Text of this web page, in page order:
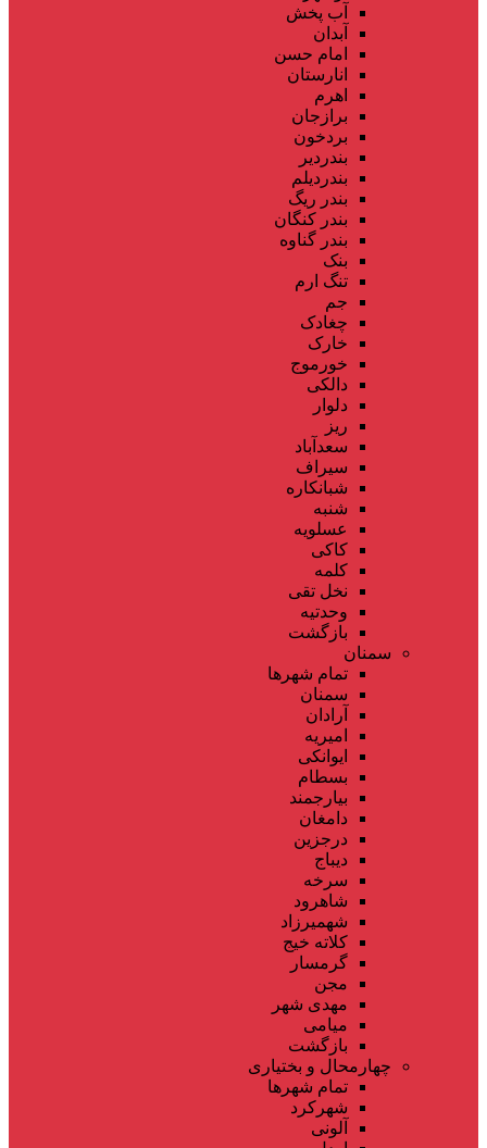
آب پخش
آبدان
امام حسن
انارستان
اهرم
برازجان
بردخون
بندردیر
بندردیلم
بندر ریگ
بندر کنگان
بندر گناوه
بنک
تنگ ارم
جم
چغادک
خارک
خورموج
دالکی
دلوار
ریز
سعدآباد
سیراف
شبانکاره
شنبه
عسلویه
کاکی
کلمه
نخل تقی
وحدتیه
بازگشت
سمنان
تمام شهر‌ها
سمنان
آرادان
امیریه
ایوانکی
بسطام
بیارجمند
دامغان
درجزین
دیباج
سرخه
شاهرود
شهمیرزاد
کلاته خیج
گرمسار
مجن
مهدی شهر
میامی
بازگشت
چهارمحال و بختیاری
تمام شهر‌ها
شهرکرد
آلونی